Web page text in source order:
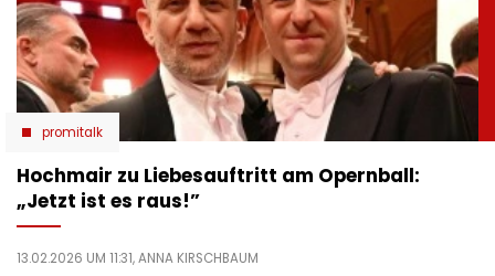
promitalk
Hochmair zu Liebesauftritt am Opernball:
„Jetzt ist es raus!”
13.02.2026 UM 11:31,ANNA KIRSCHBAUM